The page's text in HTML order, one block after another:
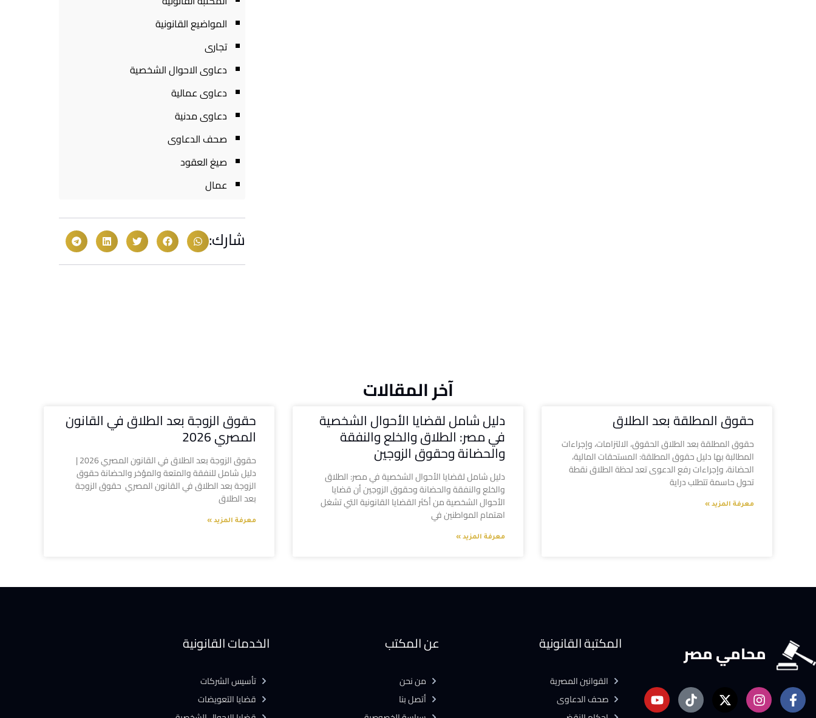
المواضيع القانونية
تجارى
دعاوى الاحوال الشخصية
دعاوى عمالية
دعاوى مدنية
صحف الدعاوى
صيغ العقود
عمال
شارك:
آخر المقالات
حقوق المطلقة بعد الطلاق
حقوق المطلقة بعد الطلاق الحقوق، الالتزامات، وإجراءات
المطالبة بها دليل حقوق المطلقة: المستحقات المالية،
الحضانة، وإجراءات رفع الدعوى تعد لحظة الطلاق نقطة
تحول حاسمة تتطلب دراية
معرفة المزيد »
دليل شامل لقضايا الأحوال الشخصية
في مصر: الطلاق والخلع والنفقة
والحضانة وحقوق الزوجين
دليل شامل لقضايا الأحوال الشخصية في مصر: الطلاق
والخلع والنفقة والحضانة وحقوق الزوجين أن قضايا
الأحوال الشخصية من أكثر القضايا القانونية التي تشغل
اهتمام المواطنين في
معرفة المزيد »
حقوق الزوجة بعد الطلاق في القانون
المصري 2026
حقوق الزوجة بعد الطلاق في القانون المصري 2026 |
دليل شامل للنفقة والمتعة والمؤخر والحضانة حقوق
الزوجة بعد الطلاق في القانون المصري حقوق الزوجة
بعد الطلاق
معرفة المزيد »
محامي مصر المكتبة القانونية
القوانين المصرية
صحف الدعاوى
عن المكتب
من نحن
أتصل بنا
الخدمات القانونية
تأسيس الشركات
قضايا التعويضات